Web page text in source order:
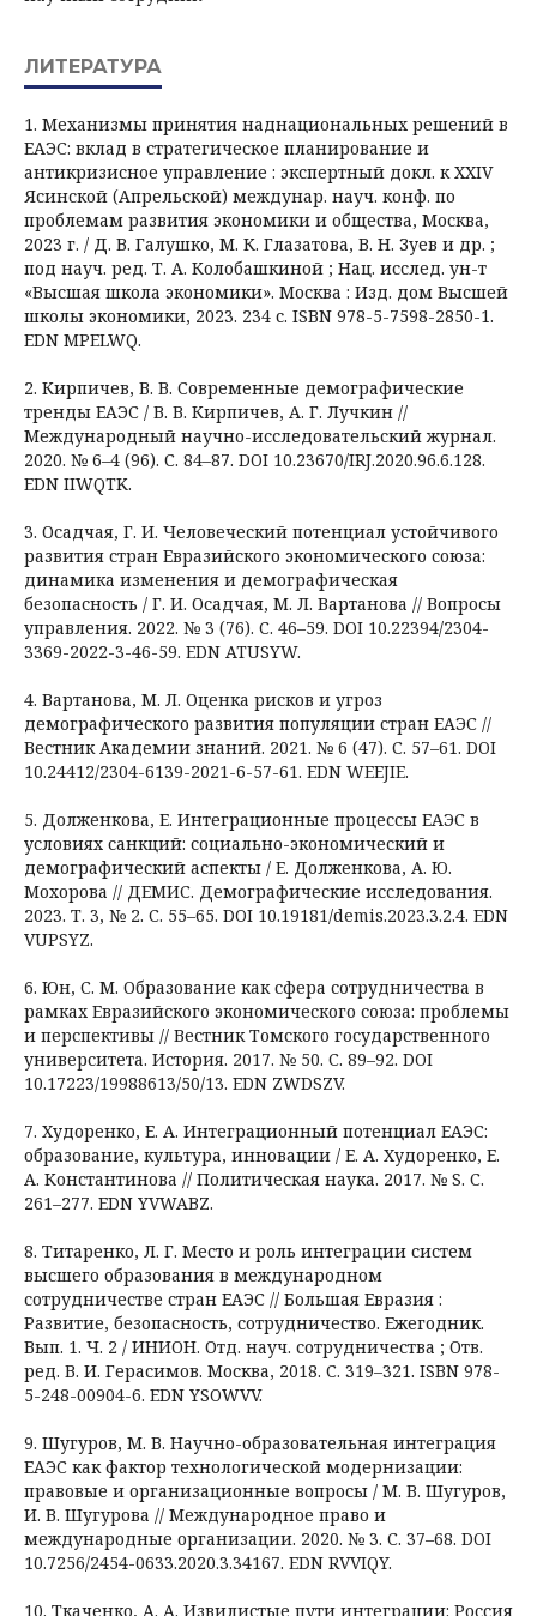
ЛИТЕРАТУРА
1. Механизмы принятия наднациональных решений в
ЕАЭС: вклад в стратегическое планирование и
антикризисное управление : экспертный докл. к XXIV
Ясинской (Апрельской) междунар. науч. конф. по
проблемам развития экономики и общества, Москва,
2023 г. / Д. В. Галушко, М. К. Глазатова, В. Н. Зуев и др. ;
под науч. ред. Т. А. Колобашкиной ; Нац. исслед. ун-т
«Высшая школа экономики». Москва : Изд. дом Высшей
школы экономики, 2023. 234 с. ISBN 978-5-7598-2850-1.
EDN MPELWQ.
2. Кирпичев, В. В. Современные демографические
тренды ЕАЭС / В. В. Кирпичев, А. Г. Лучкин //
Международный научно-исследовательский журнал.
2020. № 6–4 (96). С. 84–87. DOI 10.23670/IRJ.2020.96.6.128.
EDN IIWQTK.
3. Осадчая, Г. И. Человеческий потенциал устойчивого
развития стран Евразийского экономического союза:
динамика изменения и демографическая
безопасность / Г. И. Осадчая, М. Л. Вартанова // Вопросы
управления. 2022. № 3 (76). С. 46–59. DOI 10.22394/2304-
3369-2022-3-46-59. EDN ATUSYW.
4. Вартанова, М. Л. Оценка рисков и угроз
демографического развития популяции стран ЕАЭС //
Вестник Академии знаний. 2021. № 6 (47). С. 57–61. DOI
10.24412/2304-6139-2021-6-57-61. EDN WEEJIE.
5. Долженкова, Е. Интеграционные процессы ЕАЭС в
условиях санкций: социально-экономический и
демографический аспекты / Е. Долженкова, А. Ю.
Мохорова // ДЕМИС. Демографические исследования.
2023. Т. 3, № 2. С. 55–65. DOI 10.19181/demis.2023.3.2.4. EDN
VUPSYZ.
6. Юн, С. М. Образование как сфера сотрудничества в
рамках Евразийского экономического союза: проблемы
и перспективы // Вестник Томского государственного
университета. История. 2017. № 50. С. 89–92. DOI
10.17223/19988613/50/13. EDN ZWDSZV.
7. Худоренко, Е. А. Интеграционный потенциал ЕАЭС:
образование, культура, инновации / Е. А. Худоренко, Е.
А. Константинова // Политическая наука. 2017. № S. С.
261–277. EDN YVWABZ.
8. Титаренко, Л. Г. Место и роль интеграции систем
высшего образования в международном
сотрудничестве стран ЕАЭС // Большая Евразия :
Развитие, безопасность, сотрудничество. Ежегодник.
Вып. 1. Ч. 2 / ИНИОН. Отд. науч. сотрудничества ; Отв.
ред. В. И. Герасимов. Москва, 2018. С. 319–321. ISBN 978-
5-248-00904-6. EDN YSOWVV.
9. Шугуров, М. В. Научно-образовательная интеграция
ЕАЭС как фактор технологической модернизации:
правовые и организационные вопросы / М. В. Шугуров,
И. В. Шугурова // Международное право и
международные организации. 2020. № 3. С. 37–68. DOI
10.7256/2454-0633.2020.3.34167. EDN RVVIQY.
10. Ткаченко, А. А. Извилистые пути интеграции: Россия